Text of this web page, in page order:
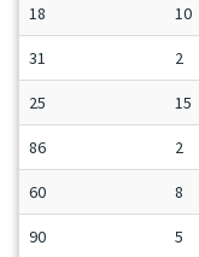
18 10
31 2
25 15
86 2
60 8
90 5